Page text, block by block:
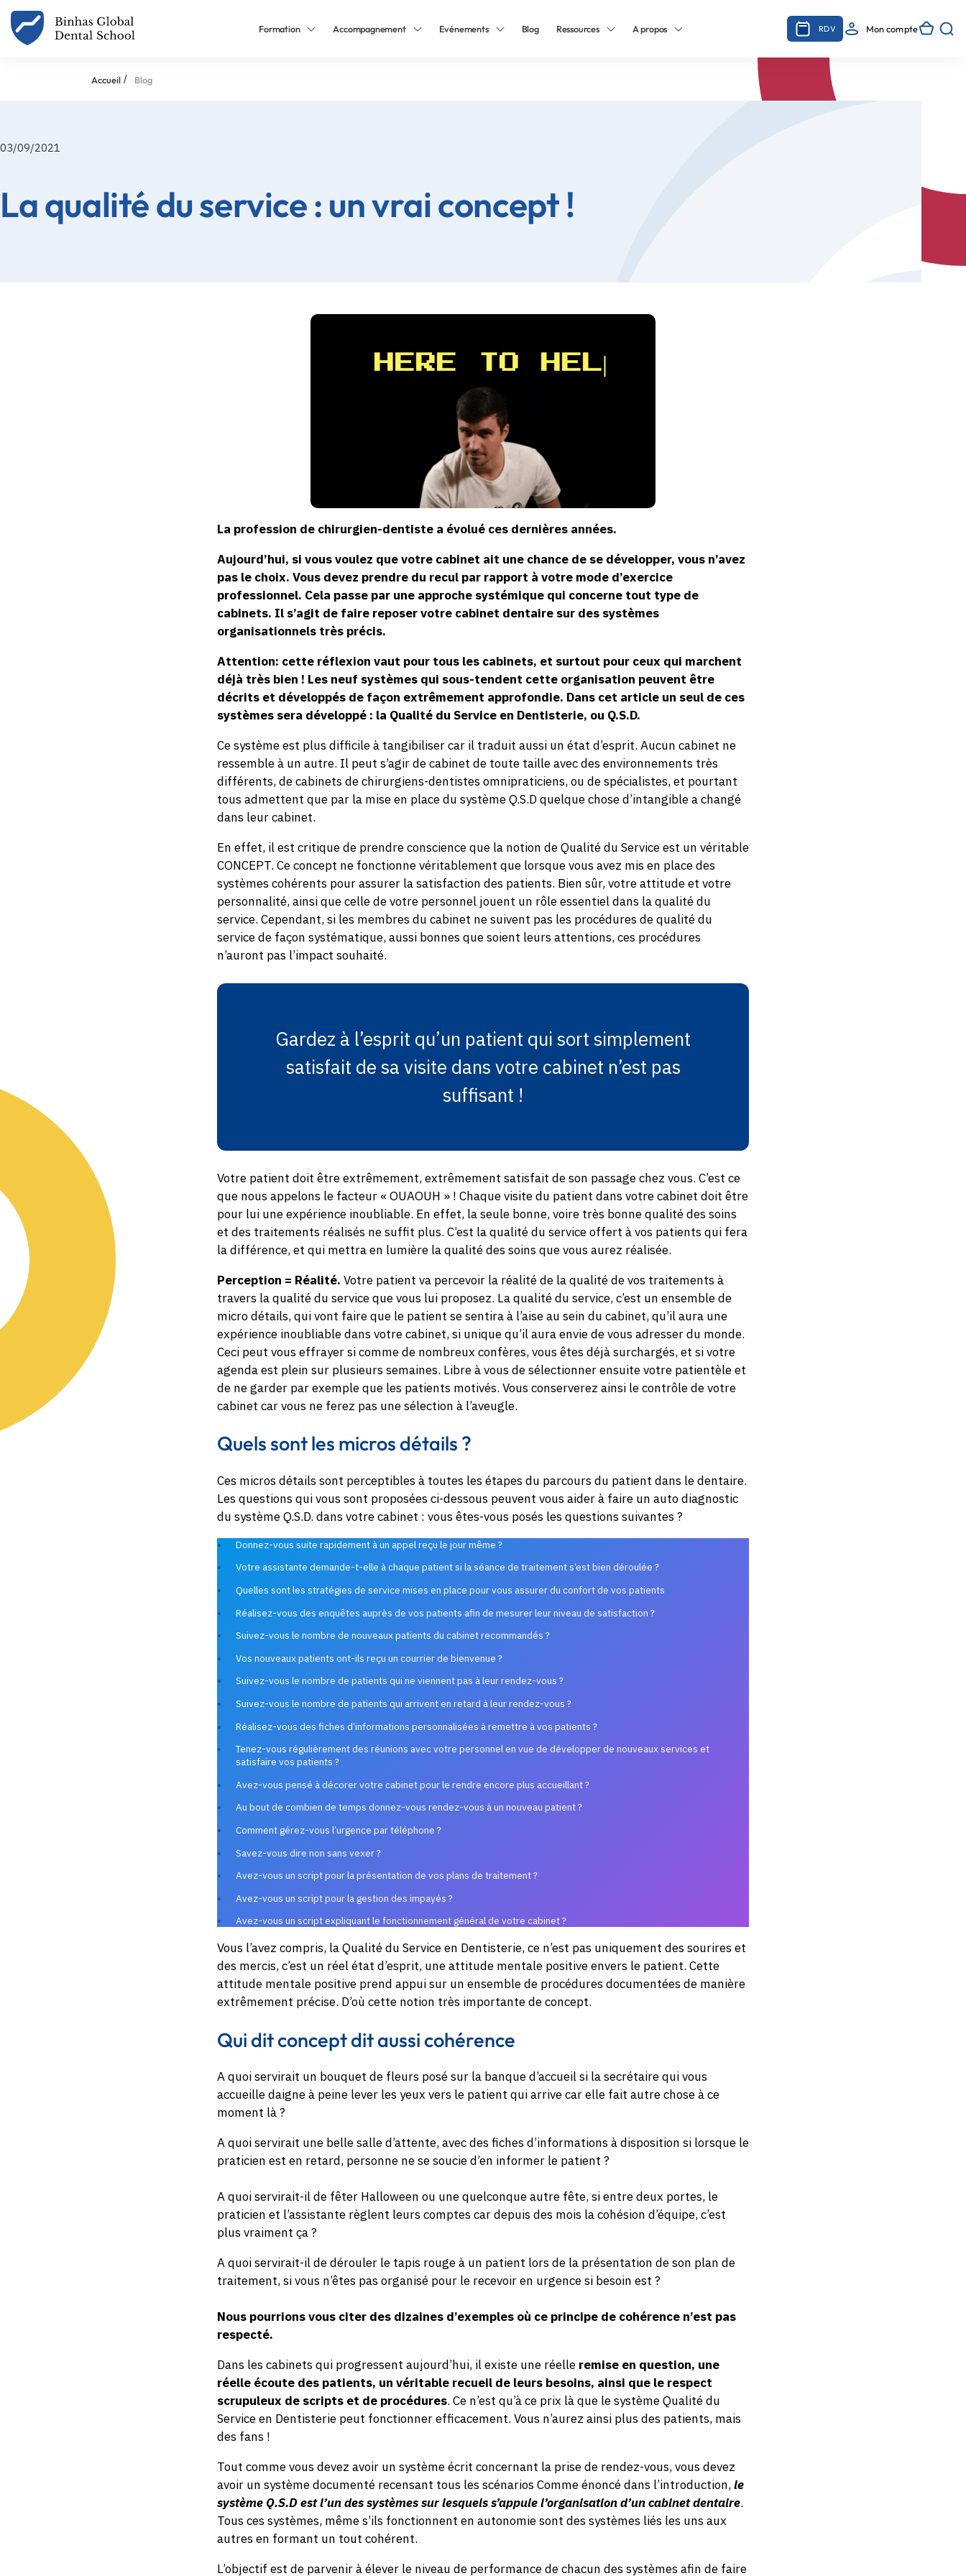
Formation Accompagnement Evénements Blog Ressources A propos RDV Mon compte
Accueil / Blog
03/09/2021
La qualité du service : un vrai concept !
La profession de chirurgien-dentiste a évolué ces dernières années.
Aujourd’hui, si vous voulez que votre cabinet ait une chance de se développer, vous n’avez
pas le choix. Vous devez prendre du recul par rapport à votre mode d’exercice
professionnel. Cela passe par une approche systémique qui concerne tout type de
cabinets. Il s’agit de faire reposer votre cabinet dentaire sur des systèmes
organisationnels très précis.
Attention: cette réflexion vaut pour tous les cabinets, et surtout pour ceux qui marchent
déjà très bien ! Les neuf systèmes qui sous-tendent cette organisation peuvent être
décrits et développés de façon extrêmement approfondie. Dans cet article un seul de ces
systèmes sera développé : la Qualité du Service en Dentisterie, ou Q.S.D.
Ce système est plus difficile à tangibiliser car il traduit aussi un état d’esprit. Aucun cabinet ne
ressemble à un autre. Il peut s’agir de cabinet de toute taille avec des environnements très
différents, de cabinets de chirurgiens-dentistes omnipraticiens, ou de spécialistes, et pourtant
tous admettent que par la mise en place du système Q.S.D quelque chose d’intangible a changé
dans leur cabinet.
En effet, il est critique de prendre conscience que la notion de Qualité du Service est un véritable
CONCEPT. Ce concept ne fonctionne véritablement que lorsque vous avez mis en place des
systèmes cohérents pour assurer la satisfaction des patients. Bien sûr, votre attitude et votre
personnalité, ainsi que celle de votre personnel jouent un rôle essentiel dans la qualité du
service. Cependant, si les membres du cabinet ne suivent pas les procédures de qualité du
service de façon systématique, aussi bonnes que soient leurs attentions, ces procédures
n’auront pas l’impact souhaité.
Gardez à l’esprit qu’un patient qui sort simplement
satisfait de sa visite dans votre cabinet n’est pas
suffisant !
Votre patient doit être extrêmement, extrêmement satisfait de son passage chez vous. C’est ce
que nous appelons le facteur « OUAOUH » ! Chaque visite du patient dans votre cabinet doit être
pour lui une expérience inoubliable. En effet, la seule bonne, voire très bonne qualité des soins
et des traitements réalisés ne suffit plus. C’est la qualité du service offert à vos patients qui fera
la différence, et qui mettra en lumière la qualité des soins que vous aurez réalisée.
Perception = Réalité. Votre patient va percevoir la réalité de la qualité de vos traitements à
travers la qualité du service que vous lui proposez. La qualité du service, c’est un ensemble de
micro détails, qui vont faire que le patient se sentira à l’aise au sein du cabinet, qu’il aura une
expérience inoubliable dans votre cabinet, si unique qu’il aura envie de vous adresser du monde.
Ceci peut vous effrayer si comme de nombreux confères, vous êtes déjà surchargés, et si votre
agenda est plein sur plusieurs semaines. Libre à vous de sélectionner ensuite votre patientèle et
de ne garder par exemple que les patients motivés. Vous conserverez ainsi le contrôle de votre
cabinet car vous ne ferez pas une sélection à l’aveugle.
Quels sont les micros détails ?
Ces micros détails sont perceptibles à toutes les étapes du parcours du patient dans le dentaire.
Les questions qui vous sont proposées ci-dessous peuvent vous aider à faire un auto diagnostic
du système Q.S.D. dans votre cabinet : vous êtes-vous posés les questions suivantes ?
Donnez-vous suite rapidement à un appel reçu le jour même ?
Votre assistante demande-t-elle à chaque patient si la séance de traitement s’est bien déroulée ?
Quelles sont les stratégies de service mises en place pour vous assurer du confort de vos patients
Réalisez-vous des enquêtes auprès de vos patients afin de mesurer leur niveau de satisfaction ?
Suivez-vous le nombre de nouveaux patients du cabinet recommandés ?
Vos nouveaux patients ont-ils reçu un courrier de bienvenue ?
Suivez-vous le nombre de patients qui ne viennent pas à leur rendez-vous ?
Suivez-vous le nombre de patients qui arrivent en retard à leur rendez-vous ?
Réalisez-vous des fiches d’informations personnalisées à remettre à vos patients ?
Tenez-vous régulièrement des réunions avec votre personnel en vue de développer de nouveaux services et
satisfaire vos patients ?
Avez-vous pensé à décorer votre cabinet pour le rendre encore plus accueillant ?
Au bout de combien de temps donnez-vous rendez-vous à un nouveau patient ?
Comment gérez-vous l’urgence par téléphone ?
Savez-vous dire non sans vexer ?
Avez-vous un script pour la présentation de vos plans de traitement ?
Avez-vous un script pour la gestion des impayés ?
Avez-vous un script expliquant le fonctionnement général de votre cabinet ?
Vous l’avez compris, la Qualité du Service en Dentisterie, ce n’est pas uniquement des sourires et
des mercis, c’est un réel état d’esprit, une attitude mentale positive envers le patient. Cette
attitude mentale positive prend appui sur un ensemble de procédures documentées de manière
extrêmement précise. D’où cette notion très importante de concept.
Qui dit concept dit aussi cohérence
A quoi servirait un bouquet de fleurs posé sur la banque d’accueil si la secrétaire qui vous
accueille daigne à peine lever les yeux vers le patient qui arrive car elle fait autre chose à ce
moment là ?
A quoi servirait une belle salle d’attente, avec des fiches d’informations à disposition si lorsque le
praticien est en retard, personne ne se soucie d’en informer le patient ?
A quoi servirait-il de fêter Halloween ou une quelconque autre fête, si entre deux portes, le
praticien et l’assistante règlent leurs comptes car depuis des mois la cohésion d’équipe, c’est
plus vraiment ça ?
A quoi servirait-il de dérouler le tapis rouge à un patient lors de la présentation de son plan de
traitement, si vous n’êtes pas organisé pour le recevoir en urgence si besoin est ?
Nous pourrions vous citer des dizaines d’exemples où ce principe de cohérence n’est pas
respecté.
Dans les cabinets qui progressent aujourd’hui, il existe une réelle remise en question, une
réelle écoute des patients, un véritable recueil de leurs besoins, ainsi que le respect
scrupuleux de scripts et de procédures. Ce n’est qu’à ce prix là que le système Qualité du
Service en Dentisterie peut fonctionner efficacement. Vous n’aurez ainsi plus des patients, mais
des fans !
Tout comme vous devez avoir un système écrit concernant la prise de rendez-vous, vous devez
avoir un système documenté recensant tous les scénarios Comme énoncé dans l’introduction,le
système Q.S.D est l’un des systèmes sur lesquels s’appuie l’organisation d’un cabinet dentaire.
Tous ces systèmes, même s’ils fonctionnent en autonomie sont des systèmes liés les uns aux
autres en formant un tout cohérent.
L’objectif est de parvenir à élever le niveau de performance de chacun des systèmes afin de faire